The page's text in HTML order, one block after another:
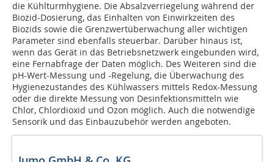
die Kühlturmhygiene. Die Absalzverriegelung während der
Biozid-Dosierung, das Einhalten von Einwirkzeiten des
Biozids sowie die Grenzwertüberwachung aller wichtigen
Parameter sind ebenfalls steuerbar. Darüber hinaus ist,
wenn das Gerät in das Betriebsnetzwerk eingebunden wird,
eine Fernabfrage der Daten möglich. Des Weiteren sind die
pH-Wert-Messung und -Regelung, die Überwachung des
Hygienezustandes des Kühlwassers mittels Redox-Messung
oder die direkte Messung von Desinfektionsmitteln wie
Chlor, Chlordioxid und Ozon möglich. Auch die notwendige
Sensorik und das Einbauzubehör werden angeboten.